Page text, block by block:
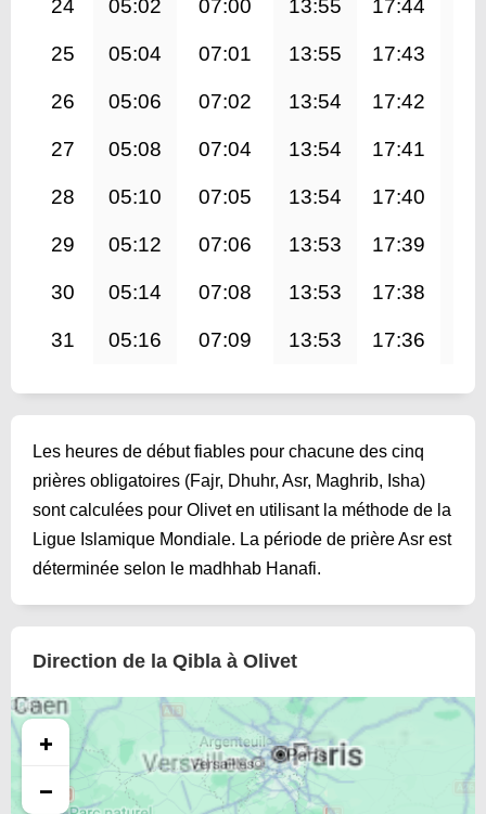
24 05:02 07:00 13:55 17:44
25 05:04 07:01 13:55 17:43
26 05:06 07:02 13:54 17:42
27 05:08 07:04 13:54 17:41
28 05:10 07:05 13:54 17:40
29 05:12 07:06 13:53 17:39
30 05:14 07:08 13:53 17:38
31 05:16 07:09 13:53 17:36
Les heures de début fiables pour chacune des cinq
prières obligatoires (Fajr, Dhuhr, Asr, Maghrib, Isha)
sont calculées pour Olivet en utilisant la méthode de la
Ligue Islamique Mondiale. La période de prière Asr est
déterminée selon le madhhab Hanafi.
Direction de la Qibla à Olivet
+
−